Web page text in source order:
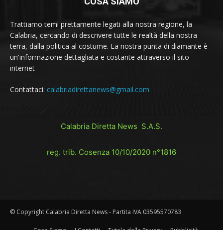
Trattiamo temi prettamente legati alla nostra regione, la
Calabria, cercando di descrivere tutte le realtà della nostra
terra, dalla politica al costume. La nostra punta di diamante è
un'informazione dettagliata e costante attraverso il sito
internet
Contattaci: calabriadirettanews@gmail.com
Calabria Diretta News S.A.S.
reg. trib. Cosenza 10/10/2020 n°1816
© Copyright Calabria Diretta News - Partita IVA 03595570783